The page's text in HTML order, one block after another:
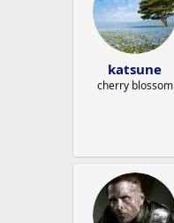
katsune
cherry blossom